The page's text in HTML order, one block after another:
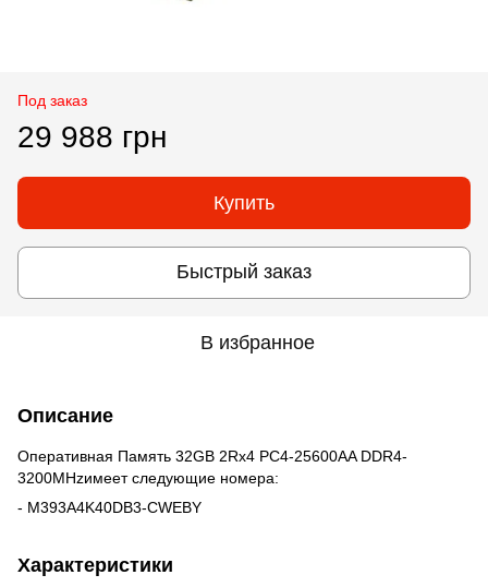
Под заказ
29 988 грн
Купить
Быстрый заказ
В избранное
Описание
Оперативная Память 32GB 2Rx4 PC4-25600AA DDR4-
3200MHzимеет следующие номера:
- M393A4K40DB3-CWEBY
Характеристики